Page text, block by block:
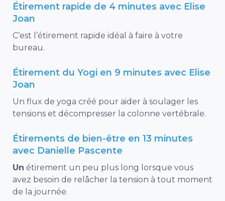
Étirement rapide de 4 minutes avec Elise
Joan
C’est l’étirement rapide idéal à faire à votre
bureau.
Étirement du Yogi en 9 minutes avec Elise
Joan
Un flux de yoga créé pour aider à soulager les
tensions et décompresser la colonne vertébrale.
Étirements de bien-être en 13 minutes
avec Danielle Pascente
Un étirement un peu plus long lorsque vous
avez besoin de relâcher la tension à tout moment
de la journée.